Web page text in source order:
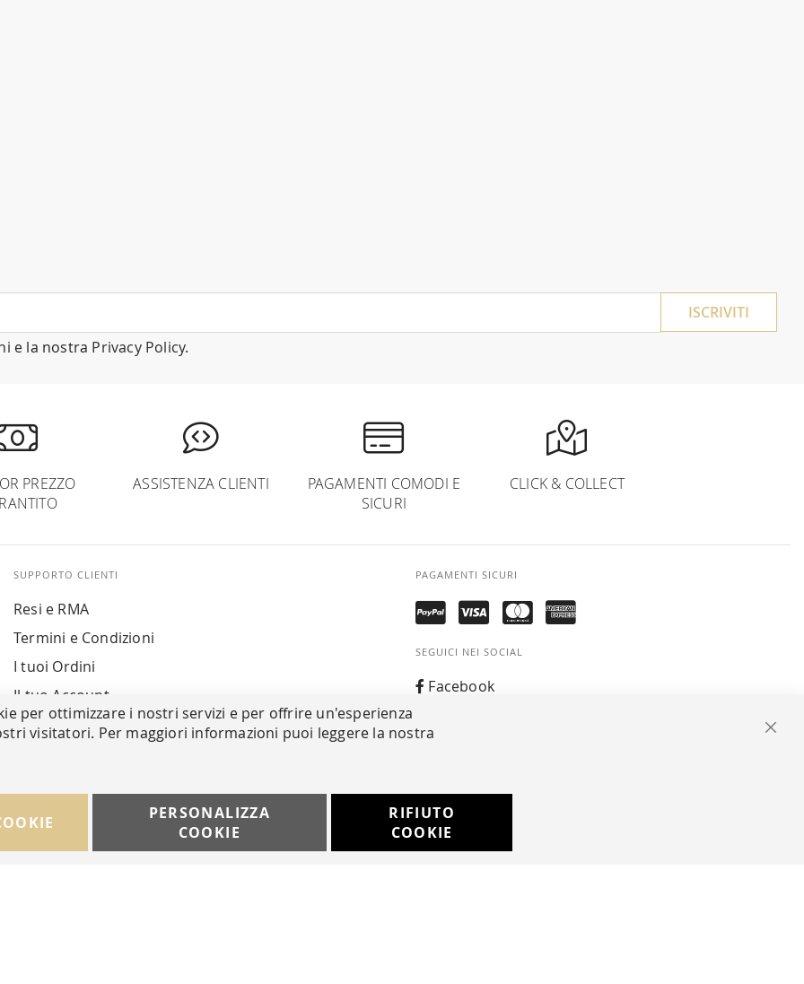
e la nostra Privacy Policy.
ISCRIVITI
PREZZO
ASSISTENZA CLIENTI
PAGAMENTI COMODI E
SICURI
CLICK & COLLECT
SUPPORTO CLIENTI
Resi e RMA
Termini e Condizioni
I tuoi Ordini
Il tuo Account
PAGAMENTI SICURI
SEGUICI NEI SOCIAL
Facebook
Whatsapp
per ottimizzare i nostri servizi e per offrire un'esperienza
visitatori. Per maggiori informazioni puoi leggere la nostra
PERSONALIZZA
COOKIE
RIFIUTO
COOKIE